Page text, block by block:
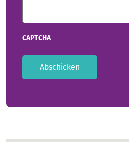
CAPTCHA
Abschicken